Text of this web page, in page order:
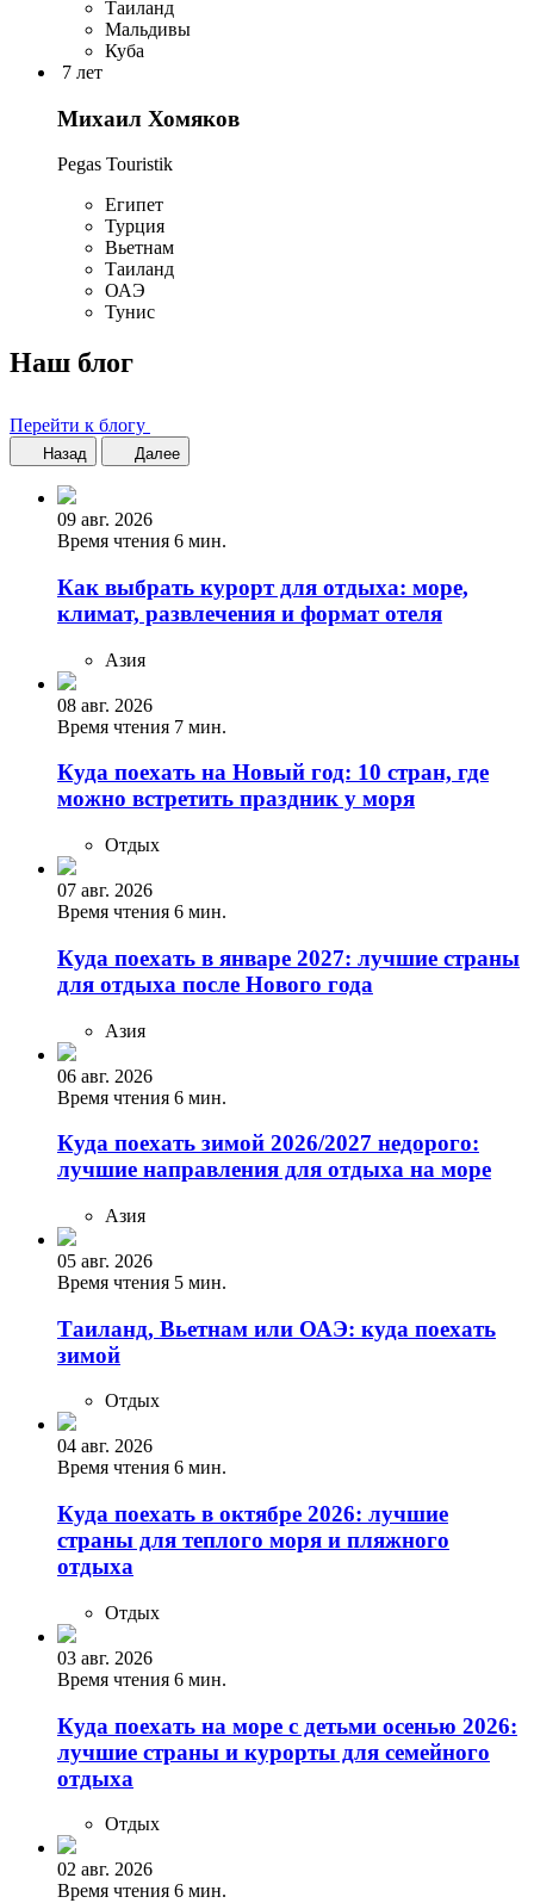
Таиланд
Мальдивы
Куба
7 лет
Михаил Хомяков
Pegas Touristik
Египет
Турция
Вьетнам
Таиланд
ОАЭ
Тунис
Наш блог
Перейти к блогу
Назад Далее
09 авг. 2026
Время чтения 6 мин.
Как выбрать курорт для отдыха: море,
климат, развлечения и формат отеля
Азия
08 авг. 2026
Время чтения 7 мин.
Куда поехать на Новый год: 10 стран, где
можно встретить праздник у моря
Отдых
07 авг. 2026
Время чтения 6 мин.
Куда поехать в январе 2027: лучшие страны
для отдыха после Нового года
Азия
06 авг. 2026
Время чтения 6 мин.
Куда поехать зимой 2026/2027 недорого:
лучшие направления для отдыха на море
Азия
05 авг. 2026
Время чтения 5 мин.
Таиланд, Вьетнам или ОАЭ: куда поехать
зимой
Отдых
04 авг. 2026
Время чтения 6 мин.
Куда поехать в октябре 2026: лучшие
страны для теплого моря и пляжного
отдыха
Отдых
03 авг. 2026
Время чтения 6 мин.
Куда поехать на море с детьми осенью 2026:
лучшие страны и курорты для семейного
отдыха
Отдых
02 авг. 2026
Время чтения 6 мин.